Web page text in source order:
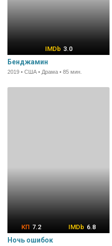
3.0
Бенджамин
2019 • США • Драма • 85 мин.
7.2 6.8
Ночь ошибок